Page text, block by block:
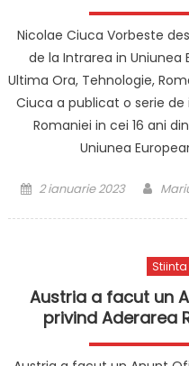
Nicolae Ciuca Vorbeste
de la Intrarea in Uniunea
Ultima Ora, Tehnologie,
Ciuca a publicat o serie
Romaniei in cei 16 ani
Uniunea
Posted
2 ianuarie 2023
Austria a facut un
privind Aderarea